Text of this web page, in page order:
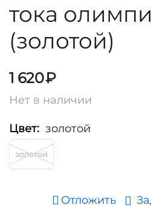
тока
(золотой)
1 620₽
Нет в наличии
Цвет: золотой
золотой
Отложить